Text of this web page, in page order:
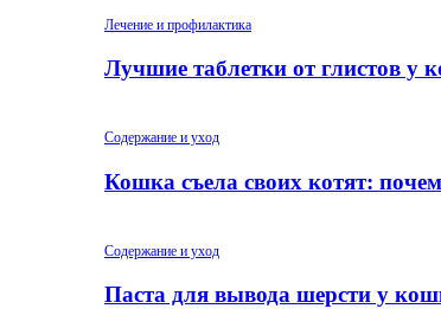
Лечение и профилактика
Лучшие таблетки от глистов у
Содержание и уход
Кошка съела своих котят:
Содержание и уход
Паста для вывода шерсти у